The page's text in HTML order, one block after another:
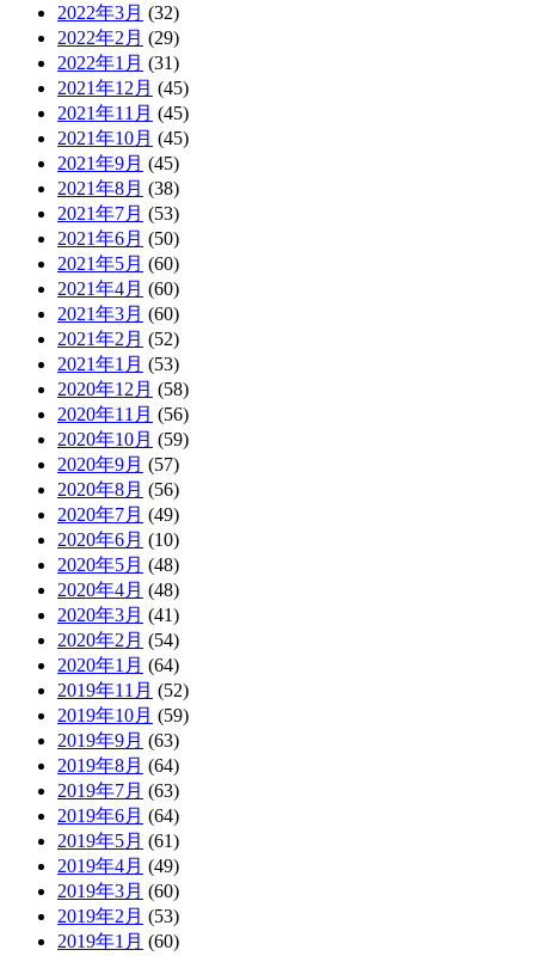
2022年3月 (32)
2022年2月 (29)
2022年1月 (31)
2021年12月 (45)
2021年11月 (45)
2021年10月 (45)
2021年9月 (45)
2021年8月 (38)
2021年7月 (53)
2021年6月 (50)
2021年5月 (60)
2021年4月 (60)
2021年3月 (60)
2021年2月 (52)
2021年1月 (53)
2020年12月 (58)
2020年11月 (56)
2020年10月 (59)
2020年9月 (57)
2020年8月 (56)
2020年7月 (49)
2020年6月 (10)
2020年5月 (48)
2020年4月 (48)
2020年3月 (41)
2020年2月 (54)
2020年1月 (64)
2019年11月 (52)
2019年10月 (59)
2019年9月 (63)
2019年8月 (64)
2019年7月 (63)
2019年6月 (64)
2019年5月 (61)
2019年4月 (49)
2019年3月 (60)
2019年2月 (53)
2019年1月 (60)